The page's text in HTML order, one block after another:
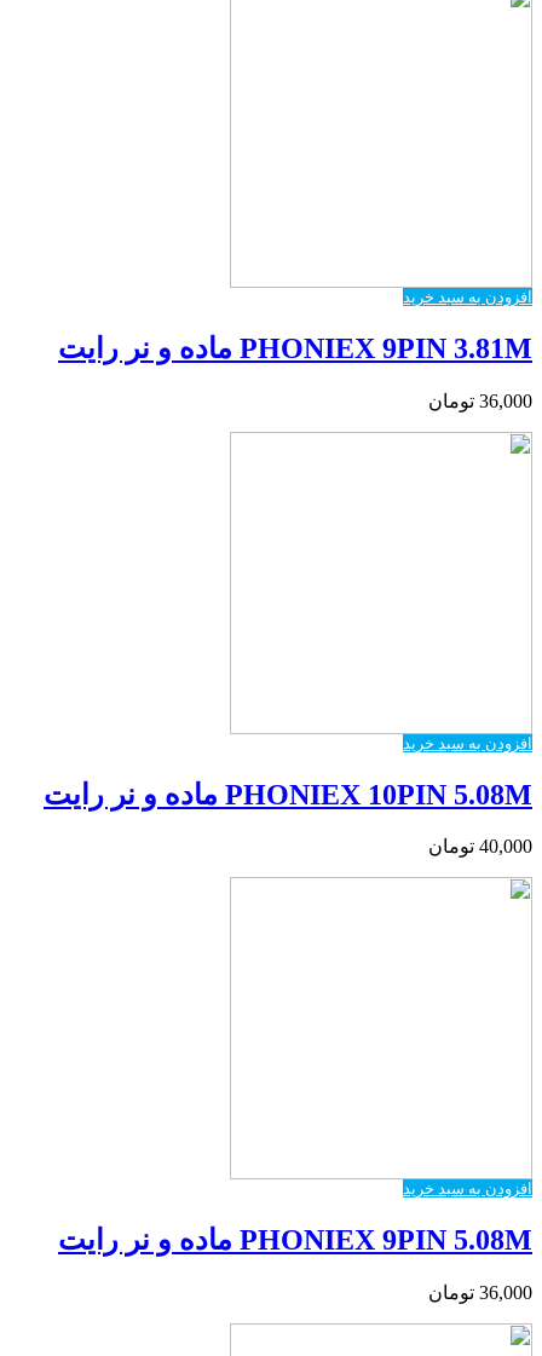
افزودن به سبد خرید
PHONIEX 9PIN 3.81M ماده و نر رایت
36,000 تومان
افزودن به سبد خرید
PHONIEX 10PIN 5.08M ماده و نر رایت
40,000 تومان
افزودن به سبد خرید
PHONIEX 9PIN 5.08M ماده و نر رایت
36,000 تومان